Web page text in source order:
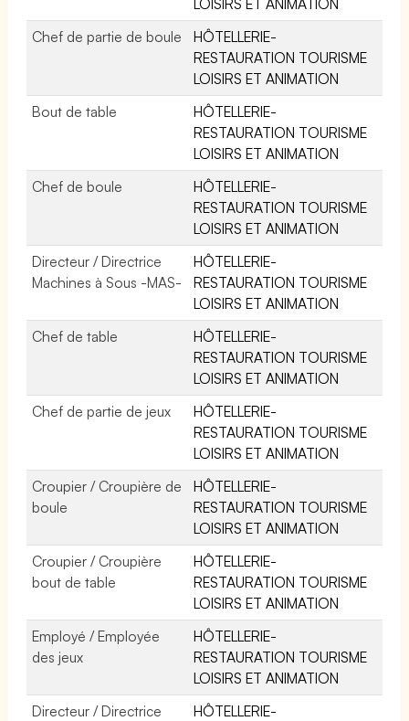
Chef de partie de boule
HÔTELLERIE-
RESTAURATION TOURISME
LOISIRS ET ANIMATION
Bout de table
HÔTELLERIE-
RESTAURATION TOURISME
LOISIRS ET ANIMATION
Chef de boule
HÔTELLERIE-
RESTAURATION TOURISME
LOISIRS ET ANIMATION
Directeur / Directrice
Machines à Sous -MAS-
HÔTELLERIE-
RESTAURATION TOURISME
LOISIRS ET ANIMATION
Chef de table
HÔTELLERIE-
RESTAURATION TOURISME
LOISIRS ET ANIMATION
Chef de partie de jeux
HÔTELLERIE-
RESTAURATION TOURISME
LOISIRS ET ANIMATION
Croupier / Croupière de
boule
HÔTELLERIE-
RESTAURATION TOURISME
LOISIRS ET ANIMATION
Croupier / Croupière
bout de table
HÔTELLERIE-
RESTAURATION TOURISME
LOISIRS ET ANIMATION
Employé / Employée
des jeux
HÔTELLERIE-
RESTAURATION TOURISME
LOISIRS ET ANIMATION
Directeur / Directrice
HÔTELLERIE-